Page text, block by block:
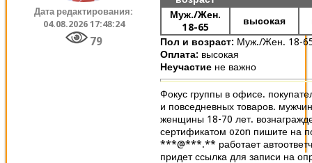
Дата редактирования:
04.08.2026 17:48:24
79
Муж./Жен.
18-65
высокая
Пол и возраст: Муж./Жен. 18-
Оплата: высокая
Неучастие не важно
Фокус группы в офисе.
и повседневных товаров.
женщины 18-70 лет.
сертификатом ozon пишите на
***@***.** работает
придет ссылка для записи на